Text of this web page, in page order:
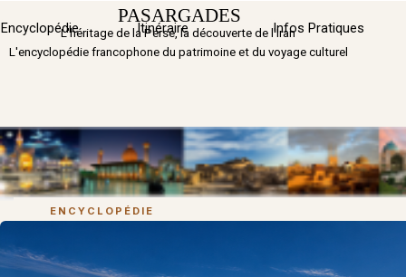
PASARGADES Sauter
Encyclopédie Itinéraire ▼
Infos Pratiques
L'héritage de la Perse, la découverte de l'Iran
L'encyclopédie francophone du patrimoine et du voyage culturel
ENCYCLOPÉDIE